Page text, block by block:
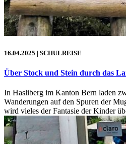
16.04.2025 | SCHULREISE
Über Stock und Stein durch das
In Hasliberg im Kanton Bern laden
Wanderungen auf den Spuren der
wird vieles der Fantasie der Kinder